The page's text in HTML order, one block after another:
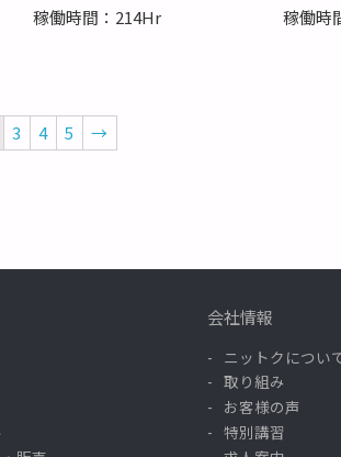
稼働時間：214Hr
稼働時
3 4 5 →
会社情報
ニットクについ
取り組み
お客様の声
特別講習